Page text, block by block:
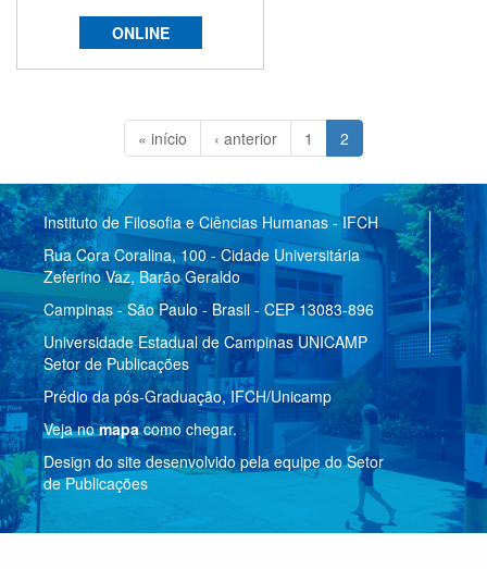
ONLINE
« início ‹ anterior 1 2
Instituto de Filosofia e Ciências Humanas - IFCH
Rua Cora Coralina, 100 - Cidade Universitária
Zeferino Vaz, Barão Geraldo
Campinas - São Paulo - Brasil - CEP 13083-896
Universidade Estadual de Campinas UNICAMP
Setor de Publicações
Prédio da pós-Graduação, IFCH/Unicamp
Veja nomapacomo chegar.
Design do site desenvolvido pela equipe do Setor
de Publicações